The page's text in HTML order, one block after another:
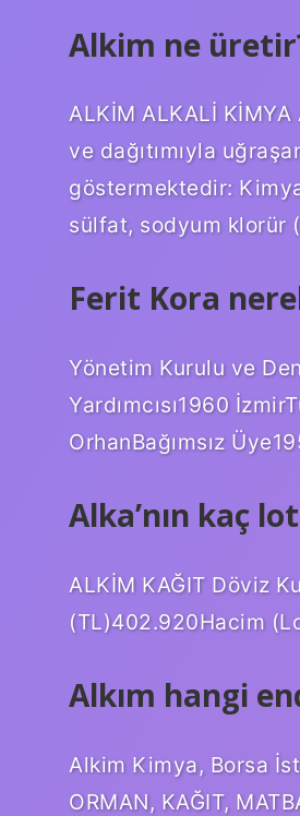
Alkim ne
ALKİM ALKALİ
ve dağıtımıyla
göstermektedir:
sülfat, sodyum klorür
Ferit Kora
Yönetim Kurulu ve
Yardımcısı1960
OrhanBağımsız
Alka’nın kaç
ALKİM KAĞIT Döviz
(TL)402.920Hacim
Alkım hangi
Alkim Kimya, Borsa
ORMAN, KAĞIT,